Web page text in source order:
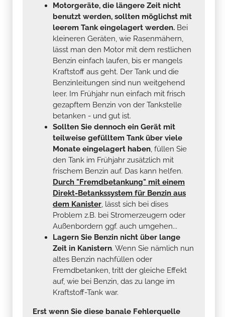
Motorgeräte, die längere Zeit nicht
benutzt werden, sollten möglichst mit
leerem Tank eingelagert werden. Bei
kleineren Geräten, wie Rasenmähern,
lässt man den Motor mit dem restlichen
Benzin einfach laufen, bis er mangels
Kraftstoff aus geht. Der Tank und die
Benzinleitungen sind nun weitgehend
leer. Im Frühjahr nun einfach mit frisch
gezapftem Benzin von der Tankstelle
betanken - und gut ist.
Sollten Sie dennoch ein Gerät mit
teilweise gefülltem Tank über viele
Monate eingelagert haben, füllen Sie
den Tank im Frühjahr zusätzlich mit
frischem Benzin auf. Das kann helfen.
Durch "Fremdbetankung" mit einem
Direkt-Betankssystem für Benzin aus
dem Kanister, lässt sich bei dises
Problem z.B. bei Stromerzeugern oder
Außenbordern ggf. auch umgehen...
Lagern Sie Benzin nicht über lange
Zeit in Kanistern. Wenn Sie nämlich nun
altes Benzin nachfüllen oder
Fremdbetanken, tritt der gleiche Effekt
auf, wie bei Benzin, das zu lange im
Kraftstoff-Tank war.
Erst wenn Sie diese banale Fehlerquelle